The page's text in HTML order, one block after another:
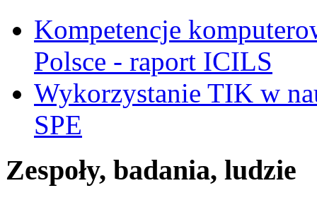
Kompetencje
Polsce - raport ICILS
Wykorzystanie TIK w
SPE
Zespoły, badania, ludzie